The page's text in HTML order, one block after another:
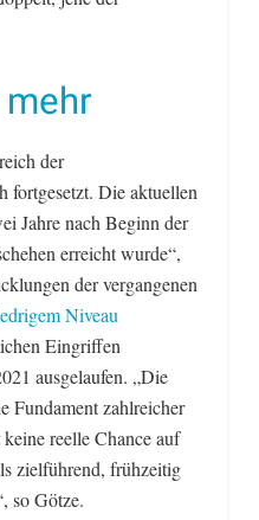
der
fortgesetzt. Die aktuellen
Jahre nach Beginn der
erreicht wurde“,
der vergangenen
Niveau
Eingriffen
ausgelaufen. „Die
Fundament zahlreicher
reelle Chance auf
zielführend, frühzeitig
so Götze.